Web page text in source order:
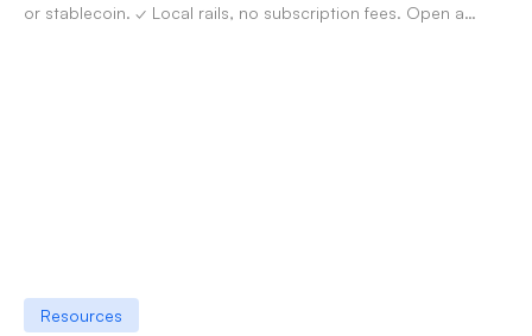
or stablecoin. ✓ Local rails, no subscription fees. Open a
Resources